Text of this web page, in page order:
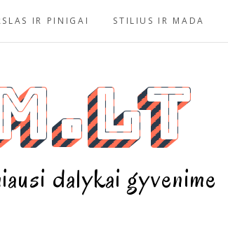
IR PINIGAI STILIUS IR MADA
dalykai gyvenime